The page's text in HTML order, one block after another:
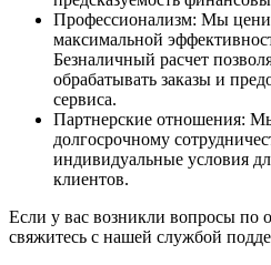
Профессионализм: Мы
максимальной
Безналичный расчет
обрабатывать заказы и
сервиса.
Партнерские отношения:
долгосрочному
индивидуальные условия
клиентов.
Если у вас возникли вопросы по
свяжитесь с нашей службой